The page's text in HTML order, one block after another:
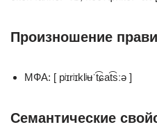
Произношение
МФА: [ pʲɪrʲɪklʲʉˈt͡ɕat͡sːə ]
Семантические